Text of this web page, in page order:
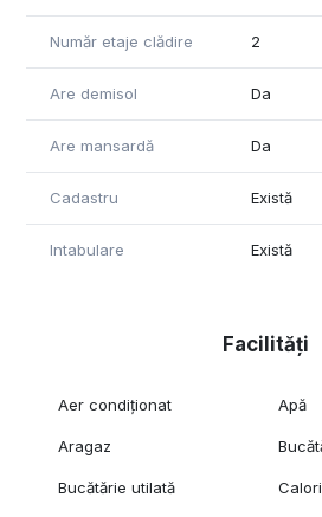
Număr etaje clădire 2
Are demisol Da
Are mansardă Da
Cadastru Există
Intabulare Există
Facilități
Aer condiționat Apă
Aragaz
Bucătărie utilată